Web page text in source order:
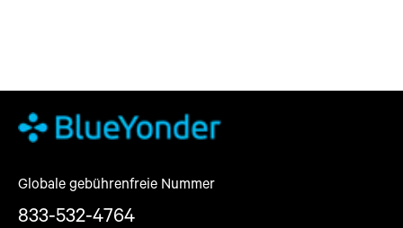
Globale gebührenfreie Nummer
833-532-4764